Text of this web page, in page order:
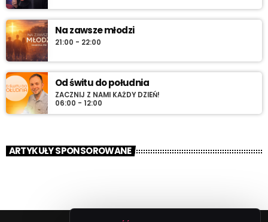
Na zawsze młodzi
21:00 - 22:00
Od świtu do południa
ZACZNIJ Z NAMI KAŻDY DZIEŃ!
06:00 - 12:00
ARTYKUŁY SPONSOROWANE